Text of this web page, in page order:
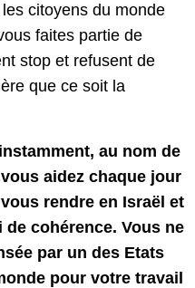
les citoyens du monde
faites partie de
stop et refusent de
que ce soit la
au nom de
aidez chaque jour
rendre en Israël et
cohérence. Vous ne
par un des Etats
pour votre travail